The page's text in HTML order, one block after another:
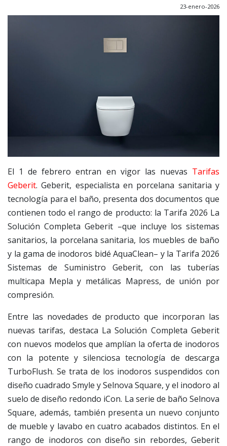
23-enero-2026
El 1 de febrero entran en vigor las nuevas Tarifas
Geberit. Geberit, especialista en porcelana sanitaria y
tecnología para el baño, presenta dos documentos que
contienen todo el rango de producto: la Tarifa 2026 La
Solución Completa Geberit –que incluye los sistemas
sanitarios, la porcelana sanitaria, los muebles de baño
y la gama de inodoros bidé AquaClean– y la Tarifa 2026
Sistemas de Suministro Geberit, con las tuberías
multicapa Mepla y metálicas Mapress, de unión por
compresión.
Entre las novedades de producto que incorporan las
nuevas tarifas, destaca La Solución Completa Geberit
con nuevos modelos que amplían la oferta de inodoros
con la potente y silenciosa tecnología de descarga
TurboFlush. Se trata de los inodoros suspendidos con
diseño cuadrado Smyle y Selnova Square, y el inodoro al
suelo de diseño redondo iCon. La serie de baño Selnova
Square, además, también presenta un nuevo conjunto
de mueble y lavabo en cuatro acabados distintos. En el
rango de inodoros con diseño sin rebordes, Geberit